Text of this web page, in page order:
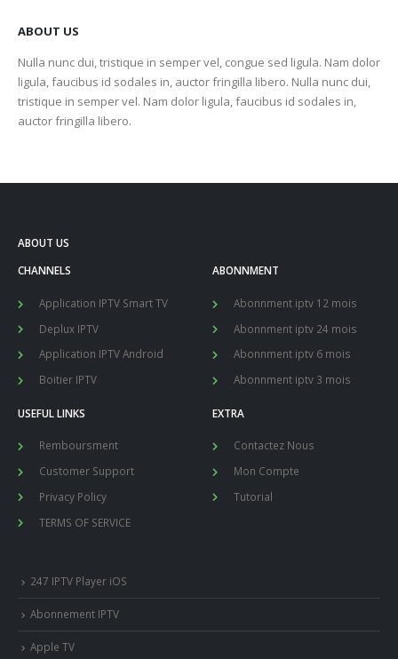
ABOUT US
Nulla nunc dui, tristique in semper vel, congue sed ligula. Nam dolor
ligula, faucibus id sodales in, auctor fringilla libero. Nulla nunc dui,
tristique in semper vel. Nam dolor ligula, faucibus id sodales in,
auctor fringilla libero.
ABOUT US
CHANNELS
Application IPTV Smart TV
Deplux IPTV
Application IPTV Android
Boitier IPTV
ABONNMENT
Abonnment iptv 12 mois
Abonnment iptv 24 mois
Abonnment iptv 6 mois
Abonnment iptv 3 mois
USEFUL LINKS
Remboursment
Customer Support
Privacy Policy
TERMS OF SERVICE
EXTRA
Contactez Nous
Mon Compte
Tutorial
247 IPTV Player iOS
Abonnement IPTV
Apple TV